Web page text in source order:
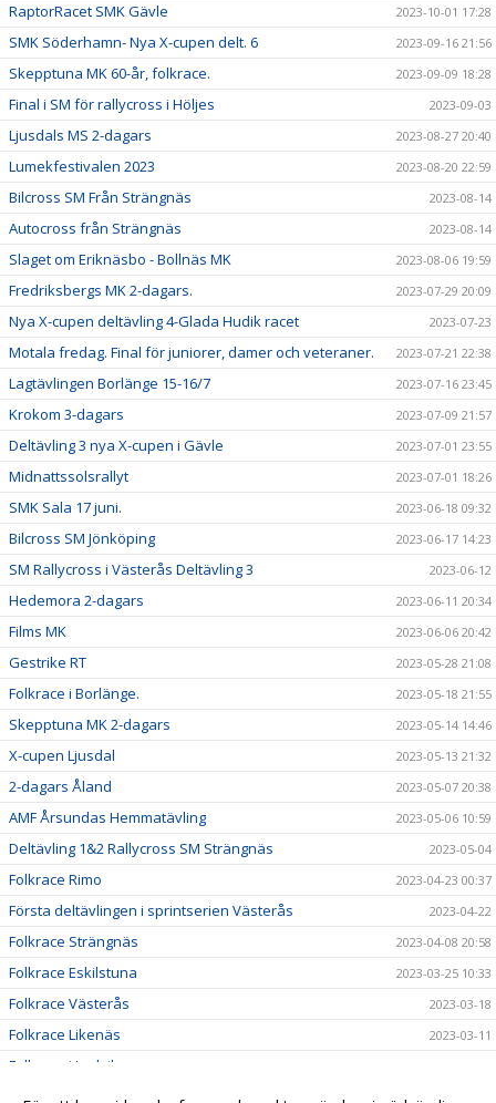
RaptorRacet SMK Gävle 2023-10-01 17:28
SMK Söderhamn- Nya X-cupen delt. 6 2023-09-16 21:56
Skepptuna MK 60-år, folkrace. 2023-09-09 18:28
Final i SM för rallycross i Höljes 2023-09-03
Ljusdals MS 2-dagars 2023-08-27 20:40
Lumekfestivalen 2023 2023-08-20 22:59
Bilcross SM Från Strängnäs 2023-08-14
Autocross från Strängnäs 2023-08-14
Slaget om Eriknäsbo - Bollnäs MK 2023-08-06 19:59
Fredriksbergs MK 2-dagars. 2023-07-29 20:09
Nya X-cupen deltävling 4-Glada Hudik racet 2023-07-23
Motala fredag. Final för juniorer, damer och veteraner. 2023-07-21 22:38
Lagtävlingen Borlänge 15-16/7 2023-07-16 23:45
Krokom 3-dagars 2023-07-09 21:57
Deltävling 3 nya X-cupen i Gävle 2023-07-01 23:55
Midnattssolsrallyt 2023-07-01 18:26
SMK Sala 17 juni. 2023-06-18 09:32
Bilcross SM Jönköping 2023-06-17 14:23
SM Rallycross i Västerås Deltävling 3 2023-06-12
Hedemora 2-dagars 2023-06-11 20:34
Films MK 2023-06-06 20:42
Gestrike RT 2023-05-28 21:08
Folkrace i Borlänge. 2023-05-18 21:55
Skepptuna MK 2-dagars 2023-05-14 14:46
X-cupen Ljusdal 2023-05-13 21:32
2-dagars Åland 2023-05-07 20:38
AMF Årsundas Hemmatävling 2023-05-06 10:59
Deltävling 1&2 Rallycross SM Strängnäs 2023-05-04
Folkrace Rimo 2023-04-23 00:37
Första deltävlingen i sprintserien Västerås 2023-04-22
Folkrace Strängnäs 2023-04-08 20:58
Folkrace Eskilstuna 2023-03-25 10:33
Folkrace Västerås 2023-03-18
Folkrace Likenäs 2023-03-11
Folkrace i Ludvika
Till alla våra medlemmar 2023-01-05 16:19